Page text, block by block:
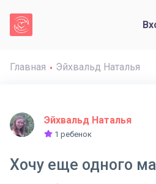
Главная Эйхвальд Наталья
Эйхвальд Наталья
1 ребенок
Хочу еще одного